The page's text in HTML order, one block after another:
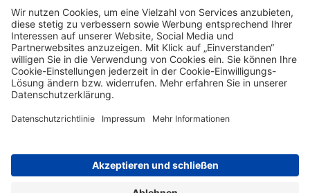
Impressum Datenschutz Barrierefreiheit